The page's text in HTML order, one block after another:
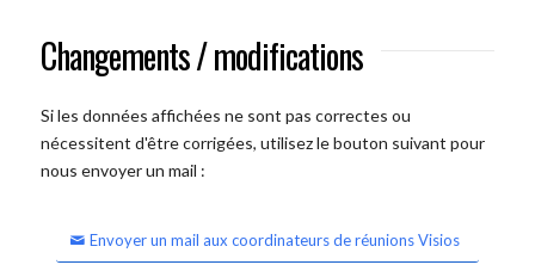
Changements / modifications
Si les données affichées ne sont pas correctes ou
nécessitent d'être corrigées, utilisez le bouton suivant pour
nous envoyer un mail :
Envoyer un mail aux coordinateurs de réunions Visios